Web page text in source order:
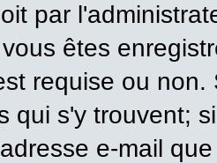
par
êtes
requise ou
qui s'y trouvent;
e-mail